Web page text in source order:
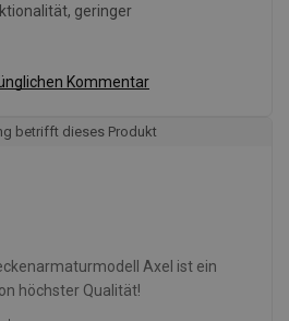
geringer
Kommentar
betrifft dieses Produkt
Axel ist ein
höchster Qualität!